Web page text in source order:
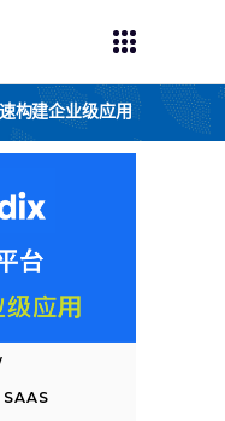
构建企业级应用
SAAS